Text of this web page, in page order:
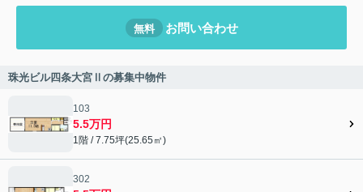
無料 お問い合わせ
珠光ビル四条大宮Ⅱの募集中物件
103
5.5万円
1階 / 7.75坪(25.65㎡)
302